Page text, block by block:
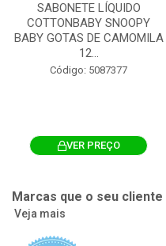
SABONETE LÍQUIDO
COTTONBABY SNOOPY
BABY GOTAS DE CAMOMILA
12...
Código: 5087377
VER PREÇO
Marcas que o seu
Veja mais